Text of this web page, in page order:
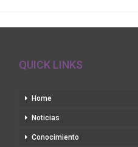
QUICK LINKS
Home
Noticias
Conocimiento